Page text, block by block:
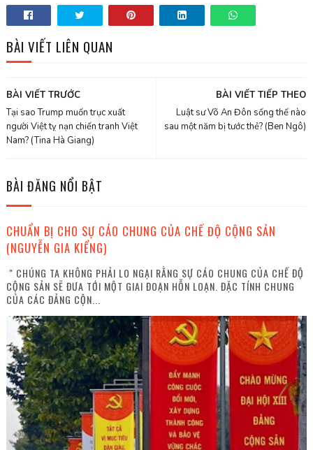
BÀI VIẾT LIÊN QUAN
BÀI VIẾT TIẾP THEO
Luật sư Võ An Đôn sống thế nào
sau một năm bị tước thẻ? (Ben Ngô)
BÀI VIẾT TRƯỚC
Tại sao Trump muốn trục xuất
người Việt tỵ nạn chiến tranh Việt
Nam? (Tina Hà Giang)
BÀI ĐĂNG NỔI BẬT
CHUẨN BỊ CHO SỰ CÁO CHUNG CỦA CHẾ ĐỘ CỘNG SẢN
(NGUYỄN GIA KIỂNG)
" CHÚNG TA KHÔNG PHẢI LO NGẠI RẰNG SỰ CÁO CHUNG CỦA CHẾ ĐỘ
CỘNG SẢN SẼ ĐƯA TỚI MỘT GIAI ĐOẠN HỖN LOẠN. ĐẶC TÍNH CHUNG
CỦA CÁC ĐẢNG CỘN...